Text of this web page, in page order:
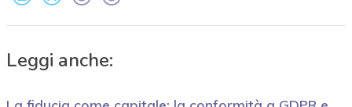
Leggi anche: